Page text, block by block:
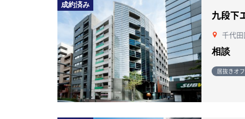
成約済み
九段下
千代
相談
居抜きオ